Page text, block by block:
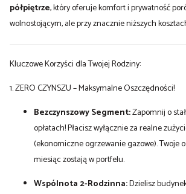
półpiętrze, który oferuje komfort i prywatność
wolnostojącym, ale przy znacznie niższych
Kluczowe Korzyści dla Twojej Rodziny:
1. ZERO CZYNSZU – Maksymalne Oszczędności!
Bezczynszowy Segment:Zapomnij o
opłatach! Płacisz wyłącznie za realne
(ekonomiczne ogrzewanie gazowe). Twoje
miesiąc zostają w portfelu.
Wspólnota 2-Rodzinna:Dzielisz